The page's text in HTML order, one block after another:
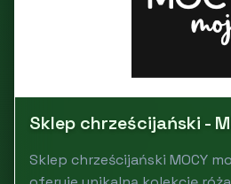
Sklep chrześcijański -
Sklep chrześcijański MOCY